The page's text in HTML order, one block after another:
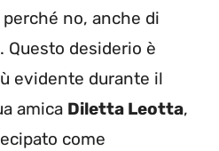
perché no, anche di
Questo desiderio è
evidente durante il
amica Diletta Leotta,
come